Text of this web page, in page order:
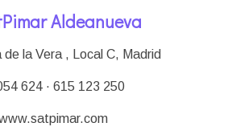
Aldeanueva
de la Vera , Local C, Madrid
624 · 615 123 250
www.satpimar.com